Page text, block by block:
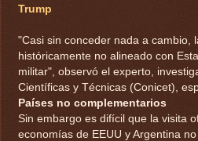
Trump
"Casi sin conceder nada a cambio,
históricamente no alineado con
militar", observó el experto,
Científicas y Técnicas (Conicet),
Países no complementarios
Sin embargo es difícil que la visita
economías de EEUU y Argentina